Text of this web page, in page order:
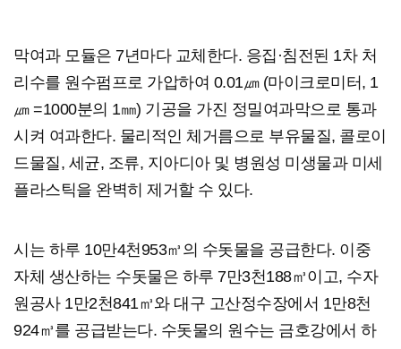
막여과 모듈은 7년마다 교체한다. 응집·침전된 1차 처
리수를 원수펌프로 가압하여 0.01㎛ (마이크로미터, 1
㎛ =1000분의 1㎜) 기공을 가진 정밀여과막으로 통과
시켜 여과한다. 물리적인 체거름으로 부유물질, 콜로이
드물질, 세균, 조류, 지아디아 및 병원성 미생물과 미세
플라스틱을 완벽히 제거할 수 있다.
시는 하루 10만4천953㎥의 수돗물을 공급한다. 이중
자체 생산하는 수돗물은 하루 7만3천188㎥이고, 수자
원공사 1만2천841㎥와 대구 고산정수장에서 1만8천
924㎥를 공급받는다. 수돗물의 원수는 금호강에서 하